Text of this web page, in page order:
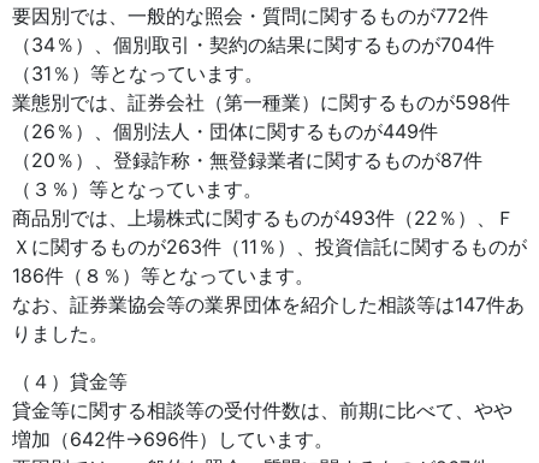
要因別では、一般的な照会・質問に関するものが772件
（34％）、個別取引・契約の結果に関するものが704件
（31％）等となっています。
業態別では、証券会社（第一種業）に関するものが598件
（26％）、個別法人・団体に関するものが449件
（20％）、登録詐称・無登録業者に関するものが87件
（３％）等となっています。
商品別では、上場株式に関するものが493件（22％）、Ｆ
Ｘに関するものが263件（11％）、投資信託に関するものが
186件（８％）等となっています。
なお、証券業協会等の業界団体を紹介した相談等は147件あ
りました。
（４）貸金等
貸金等に関する相談等の受付件数は、前期に比べて、やや
増加（642件→696件）しています。